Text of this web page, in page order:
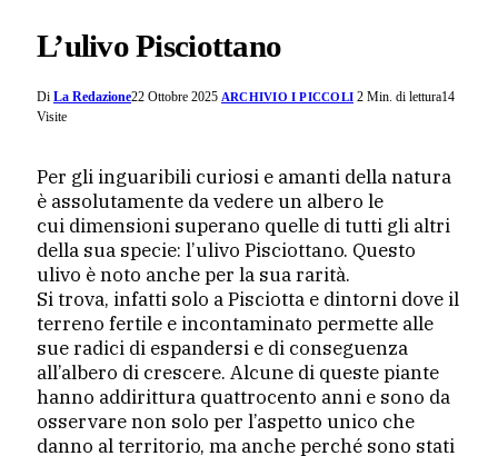
L’ulivo Pisciottano
Di La Redazione22 Ottobre 2025 ARCHIVIO I PICCOLI 2 Min. di lettura14
Visite
Per gli inguaribili curiosi e amanti della natura
è assolutamente da vedere un albero le
cui dimensioni superano quelle di tutti gli altri
della sua specie: l’ulivo Pisciottano. Questo
ulivo è noto anche per la sua rarità.
Si trova, infatti solo a Pisciotta e dintorni dove il
terreno fertile e incontaminato permette alle
sue radici di espandersi e di conseguenza
all’albero di crescere. Alcune di queste piante
hanno addirittura quattrocento anni e sono da
osservare non solo per l’aspetto unico che
danno al territorio, ma anche perché sono stati